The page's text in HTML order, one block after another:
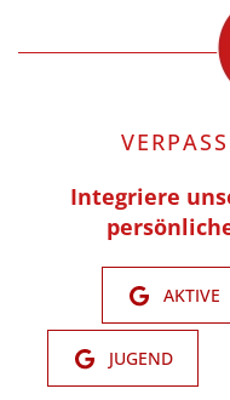
Integriere
AKTIVE
JUGEND